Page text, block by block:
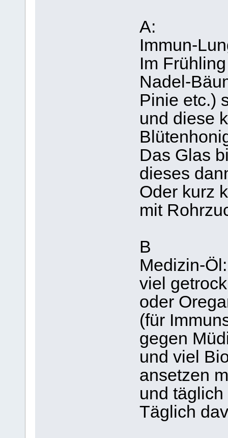
A:
Immun-
Im
Nadel-
Pinie etc.)
und diese
Das Glas
dieses
Oder kurz
mit
B
Medizin-Öl:
viel
oder
(für
gegen
und viel
ansetzen
und
Täglich